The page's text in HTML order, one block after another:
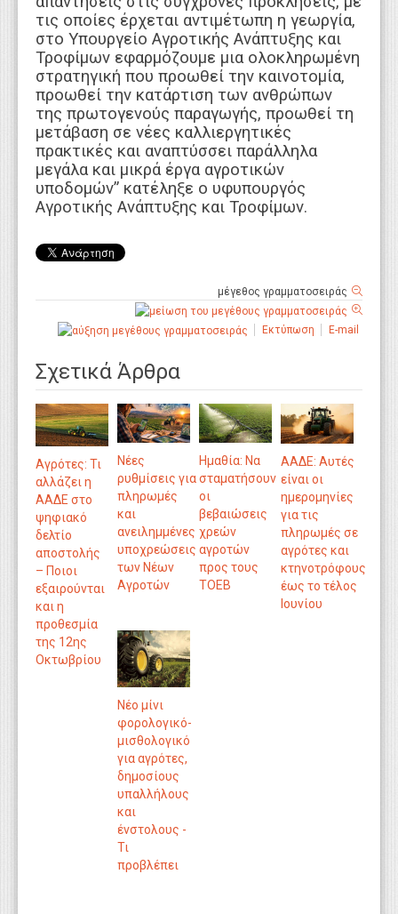
τις οποίες έρχεται αντιμέτωπη η γεωργία,
στο Υπουργείο Αγροτικής Ανάπτυξης και
Τροφίμων εφαρμόζουμε μια ολοκληρωμένη
στρατηγική που προωθεί την καινοτομία,
προωθεί την κατάρτιση των ανθρώπων
της πρωτογενούς παραγωγής, προωθεί τη
μετάβαση σε νέες καλλιεργητικές
πρακτικές και αναπτύσσει παράλληλα
μεγάλα και μικρά έργα αγροτικών
υποδομών” κατέληξε ο υφυπουργός
Αγροτικής Ανάπτυξης και Τροφίμων.
μέγεθος γραμματοσειράς
Εκτύπωση E-mail
Σχετικά Άρθρα
Αγρότες: Τι
αλλάζει η
ΑΑΔΕ στο
ψηφιακό
δελτίο
αποστολής
– Ποιοι
εξαιρούνται
και η
προθεσμία
της 12ης
Οκτωβρίου
Νέες
ρυθμίσεις για
πληρωμές
και
ανειλημμένες
υποχρεώσεις
των Νέων
Αγροτών
Ημαθία: Να
σταματήσουν
οι
βεβαιώσεις
χρεών
αγροτών
προς τους
ΤΟΕΒ
ΑΑΔΕ: Αυτές
είναι οι
ημερομηνίες
για τις
πληρωμές σε
αγρότες και
κτηνοτρόφους
έως το τέλος
Ιουνίου
Νέο μίνι
φορολογικό-
μισθολογικό
για αγρότες,
δημοσίους
υπαλλήλους
και
ένστολους -
Τι
προβλέπει